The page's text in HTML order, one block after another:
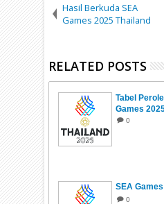
Hasil Berkuda SEA
Games 2025 Thailand
RELATED POSTS
Tabel
Games
0
SEA
0